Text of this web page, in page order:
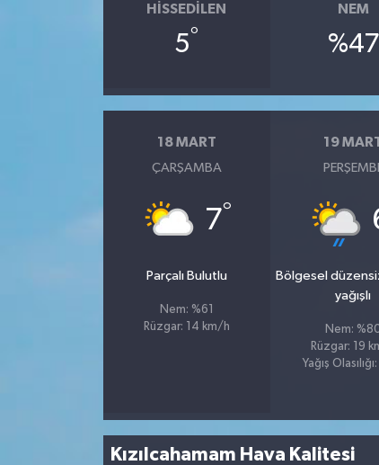
HISSEDILEN
5°
NEM
%47
18 MART
ÇARŞAMBA
7°
Parçalı Bulutlu
Nem: %61
Rüzgar: 14 km/h
19
Bölgesel
yağışlı
Nem:
Rüzgar: 19
Yağış
Kızılcahamam Hava Kalitesi